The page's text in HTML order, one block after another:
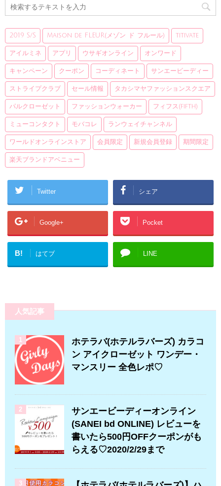
2019 S/S Maison de FLEUR(メゾン ド フルール) titivate
アイルミネ アプリ ウサギオンライン オンワード
キャンペーン クーポン コーディネート サンエービーディー
ストライプクラブ セール情報 タカシマヤファッションスクエア
パルクローゼット ファッションウォーカー フィフス(fifth)
ミューコンタクト モバコレ ランウェイチャンネル
ワールドオンラインストア 会員限定 新規会員登録 期間限定
楽天ブランドアベニュー
Twitter シェア
Google+ Pocket
B! はてブ LINE
人気記事
1
ホテラバ(ホテルラバーズ) カラコ
ン アイクローゼット ワンデー・
マンスリー 全色レポ♡
2
サンエービーディーオンライン
(SANEI bd ONLINE) レビューを
書いたら500円OFFクーポンがも
らえる♡2020/2/29まで
3